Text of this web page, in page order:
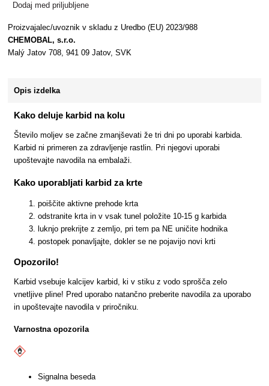
Dodaj med priljubljene
Proizvajalec/uvoznik v skladu z Uredbo (EU) 2023/988
CHEMOBAL, s.r.o.
Malý Jatov 708, 941 09 Jatov, SVK
Opis izdelka
Kako deluje karbid na kolu
Število moljev se začne zmanjševati že tri dni po uporabi karbida.
Karbid ni primeren za zdravljenje rastlin. Pri njegovi uporabi
upoštevajte navodila na embalaži.
Kako uporabljati karbid za krte
poiščite aktivne prehode krta
odstranite krta in v vsak tunel položite 10-15 g karbida
luknjo prekrijte z zemljo, pri tem pa NE uničite hodnika
postopek ponavljajte, dokler se ne pojavijo novi krti
Opozorilo!
Karbid vsebuje kalcijev karbid, ki v stiku z vodo sprošča zelo
vnetljive pline! Pred uporabo natančno preberite navodila za uporabo
in upoštevajte navodila v priročniku.
Varnostna opozorila
Signalna beseda